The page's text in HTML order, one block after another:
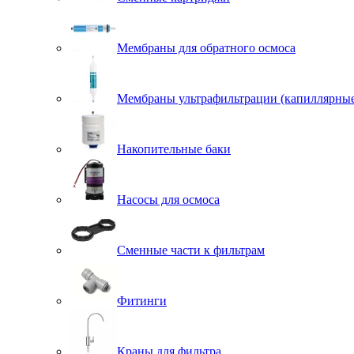
Мембраны для обратного осмоса
Мембраны ультрафильтрации
Накопительные баки
Насосы для осмоса
Сменные части к фильтрам
Фитинги
Краны для фильтра